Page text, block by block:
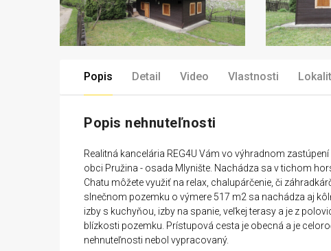
Popis Detail Video Vlastnosti
Popis nehnuteľnosti
Realitná kancelária REG4U Vám vo výhradnom
obci Pružina - osada Mlynište. Nachádza sa v tichom
Chatu môžete využiť na relax, chalupárčenie, či
slnečnom pozemku o výmere 517 m2 sa nachádza aj
izby s kuchyňou, izby na spanie, veľkej terasy a je z
blízkosti pozemku. Prístupová cesta je obecná a je
nehnuteľnosti nebol vypracovaný.